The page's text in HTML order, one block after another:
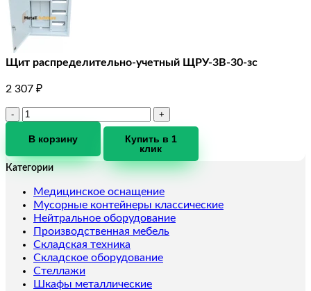
Щит распределительно-учетный ЩРУ-3В-30-зс
2 307 ₽
Количество
Щит
распределительно-
учетный
зс
В корзину
Купить в 1
клик
Категории
Медицинское оснащение
Мусорные контейнеры классические
Нейтральное оборудование
Производственная мебель
Складская техника
Складское оборудование
Стеллажи
Шкафы металлические